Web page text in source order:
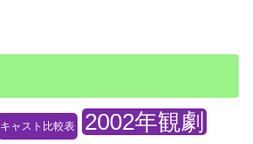
キャスト比較表 2002年観劇